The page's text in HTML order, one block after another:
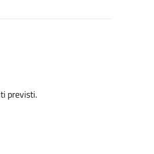
previsti.